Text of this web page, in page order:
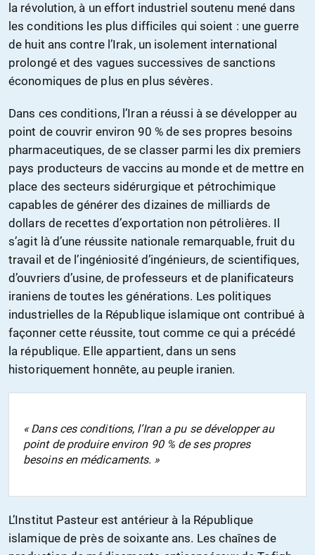
la révolution, à un effort industriel soutenu mené dans
les conditions les plus difficiles qui soient : une guerre
de huit ans contre l’Irak, un isolement international
prolongé et des vagues successives de sanctions
économiques de plus en plus sévères.
Dans ces conditions, l’Iran a réussi à se développer au
point de couvrir environ 90 % de ses propres besoins
pharmaceutiques, de se classer parmi les dix premiers
pays producteurs de vaccins au monde et de mettre en
place des secteurs sidérurgique et pétrochimique
capables de générer des dizaines de milliards de
dollars de recettes d’exportation non pétrolières. Il
s’agit là d’une réussite nationale remarquable, fruit du
travail et de l’ingéniosité d’ingénieurs, de scientifiques,
d’ouvriers d’usine, de professeurs et de planificateurs
iraniens de toutes les générations. Les politiques
industrielles de la République islamique ont contribué à
façonner cette réussite, tout comme ce qui a précédé
la république. Elle appartient, dans un sens
historiquement honnête, au peuple iranien.
« Dans ces conditions, l’Iran a pu se développer au
point de produire environ 90 % de ses propres
besoins en médicaments. »
L’Institut Pasteur est antérieur à la République
islamique de près de soixante ans. Les chaînes de